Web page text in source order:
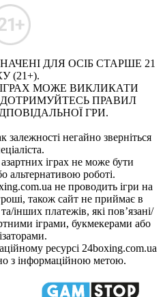
ДЛЯ ОСІБ СТАРШЕ 21
(21+).
МОЖЕ ВИКЛИКАТИ
ДОТРИМУЙТЕСЬ ПРАВИЛ
ГРИ.
негайно зверніться
іграх не може бути
альтернативою роботі.
не проводить ігри на
також сайт не приймає в
інших платежів, які пов’язані/
іграми, букмекерами або
ресурсі 24boxing.com.ua
з інформаційною метою.